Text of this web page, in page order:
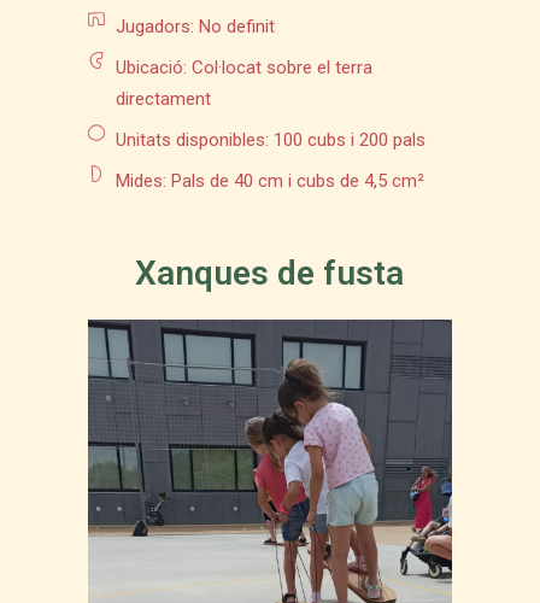
Jugadors: No definit
Ubicació: Col·locat sobre el terra
directament
Unitats disponibles: 100 cubs i 200 pals
Mides: Pals de 40 cm i cubs de 4,5 cm²
Xanques de fusta